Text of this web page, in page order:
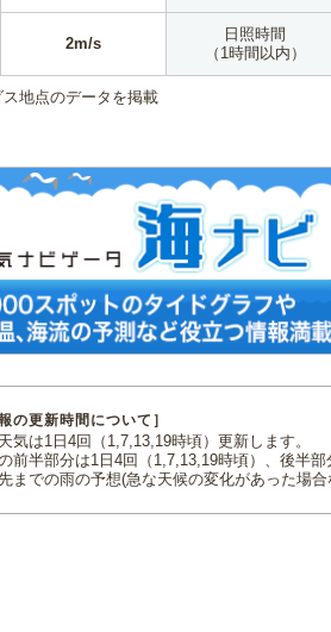
2m/s
日照時間
（1時間以内）
地点のデータを掲載
の更新時間について］
気は1日4回（1,7,13,19時頃）更新します。
前半部分は1日4回（1,7,13,19時頃）、後半部
までの雨の予想(急な天候の変化があった場